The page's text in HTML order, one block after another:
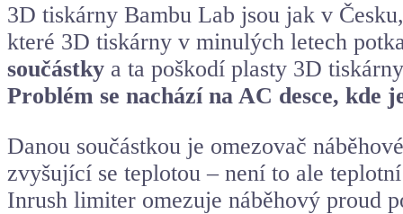
3D tiskárny Bambu Lab jsou jak v
které 3D tiskárny v minulých letech
součástky a ta poškodí plasty 3D
Problém se nachází na AC desce, kde
Danou součástkou je omezovač
zvyšující se teplotou – není to ale
Inrush limiter omezuje náběhový proud